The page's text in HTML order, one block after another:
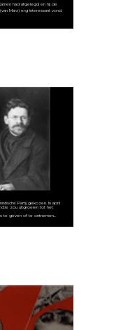
had afgelegd en hij de
Marx) erg interessant vond.
Partij gekozen. In april
zou uitgroeien tot het
te geven of te ontnemen...